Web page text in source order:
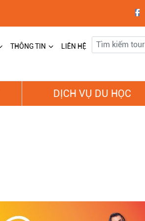
THÔNG TIN LIÊN HỆ
DỊCH VỤ DU HỌC